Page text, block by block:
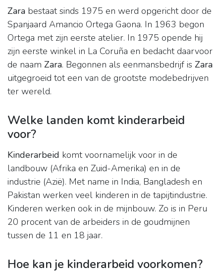
Zara bestaat sinds 1975 en werd opgericht door de
Spanjaard Amancio Ortega Gaona. In 1963 begon
Ortega met zijn eerste atelier. In 1975 opende hij
zijn eerste winkel in La Coruña en bedacht daarvoor
de naam Zara. Begonnen als eenmansbedrijf is Zara
uitgegroeid tot een van de grootste modebedrijven
ter wereld.
Welke landen komt kinderarbeid
voor?
Kinderarbeid komt voornamelijk voor in de
landbouw (Afrika en Zuid-Amerika) en in de
industrie (Azië). Met name in India, Bangladesh en
Pakistan werken veel kinderen in de tapijtindustrie.
Kinderen werken ook in de mijnbouw. Zo is in Peru
20 procent van de arbeiders in de goudmijnen
tussen de 11 en 18 jaar.
Hoe kan je kinderarbeid voorkomen?